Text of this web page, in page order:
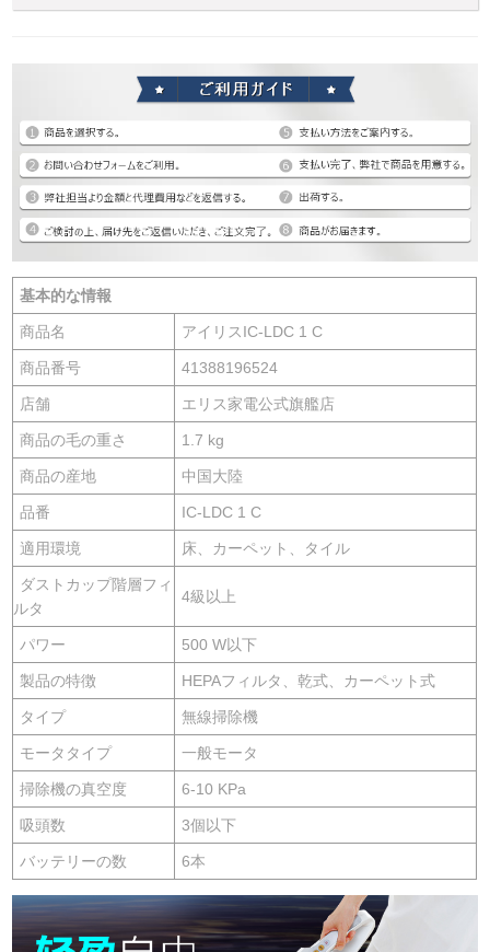
基本的な情報
商品名 アイリスIC-LDC 1 C
商品番号 41388196524
店舗 エリス家電公式旗艦店
商品の毛の重さ 1.7 kg
商品の産地 中国大陸
品番 IC-LDC 1 C
適用環境 床、カーペット、タイル
ダストカップ階層フィ
ルタ
4級以上
パワー 500 W以下
製品の特徴 HEPAフィルタ、乾式、カーペット式
タイプ 無線掃除機
モータタイプ 一般モータ
掃除機の真空度 6-10 KPa
吸頭数 3個以下
バッテリーの数 6本